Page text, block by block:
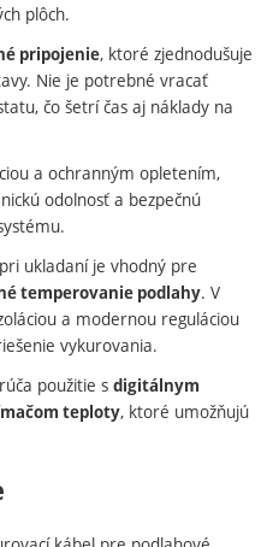
plôch.
pripojenie, ktoré zjednodušuje
Nie je potrebné vracať
čo šetrí čas aj náklady na
a ochranným opletením,
odolnosť a bezpečnú
ukladaní je vhodný pre
temperovanie podlahy. V
a modernou reguláciou
vykurovania.
použitie sdigitálnym
teploty, ktoré umožňujú